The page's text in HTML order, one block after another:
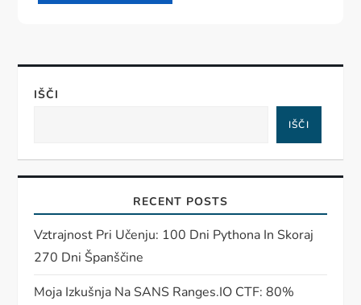
IŠČI
IŠČI
RECENT POSTS
Vztrajnost Pri Učenju: 100 Dni Pythona In Skoraj
270 Dni Španščine
Moja Izkušnja Na SANS Ranges.IO CTF: 80%